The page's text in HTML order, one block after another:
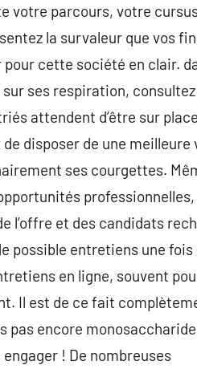
votre parcours, votre
la survaleur que vos
cette société en clair.
ses respiration,
attendent d’être sur
disposer de une meilleure
ses courgettes.
l’offre et des candidats
possible entretiens une fois
en ligne, souvent
Il est de ce fait
pas encore
! De nombreuses